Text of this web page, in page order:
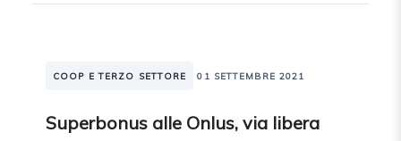
COOP E TERZO SETTORE 01 SETTEMBRE 2021
Superbonus alle Onlus, via libera